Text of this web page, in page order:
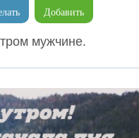
Добавить
мужчине.